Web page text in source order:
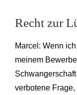
Recht zur
Marcel: Wenn
meinem
verbotene Frage,